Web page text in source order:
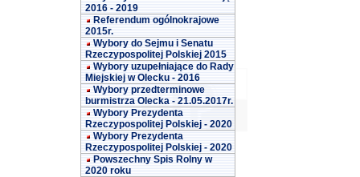
2016 - 2019
Referendum ogólnokrajowe
2015r.
Wybory do Sejmu i Senatu
Rzeczypospolitej Polskiej 2015
Wybory uzupełniające do Rady
Miejskiej w Olecku - 2016
Wybory przedterminowe
burmistrza Olecka - 21.05.2017r.
Wybory Prezydenta
Rzeczypospolitej Polskiej - 2020
Wybory Prezydenta
Rzeczypospolitej Polskiej - 2020
Powszechny Spis Rolny w
2020 roku